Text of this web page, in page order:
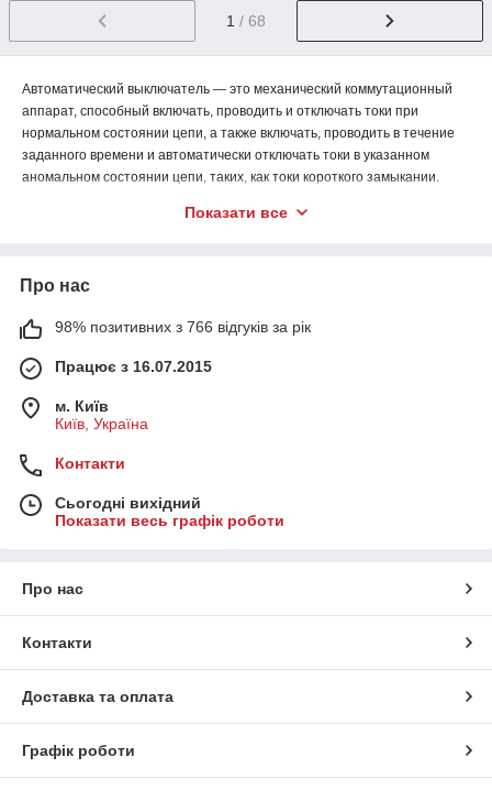
1 / 68
Автоматический выключатель — это механический коммутационный
аппарат, способный включать, проводить и отключать токи при
нормальном состоянии цепи, а также включать, проводить в течение
заданного времени и автоматически отключать токи в указанном
аномальном состоянии цепи, таких, как токи короткого замыкании.
времени, датчики движения для освещения, пускатель
таймером Вы можете в интернет магазине MegaSnab по самой низкой
Показати все
Про нас
98% позитивних з 766 відгуків за рік
Працює з 16.07.2015
м. Київ
Київ, Україна
Контакти
Сьогодні вихідний
Показати весь графік роботи
Про нас
Контакти
Доставка та оплата
Графік роботи